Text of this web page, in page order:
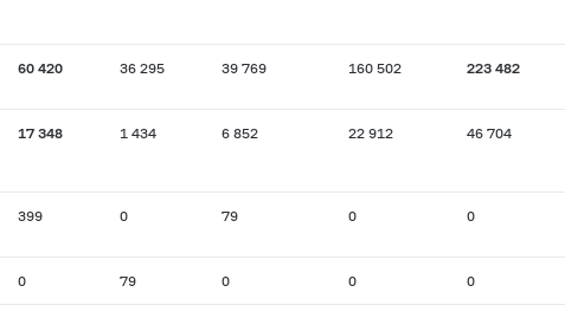
60 420 36 295 39 769 160 502 223 482
17 348 1 434 6 852 22 912 46 704
399 0 79 0 0
0 79 0 0 0